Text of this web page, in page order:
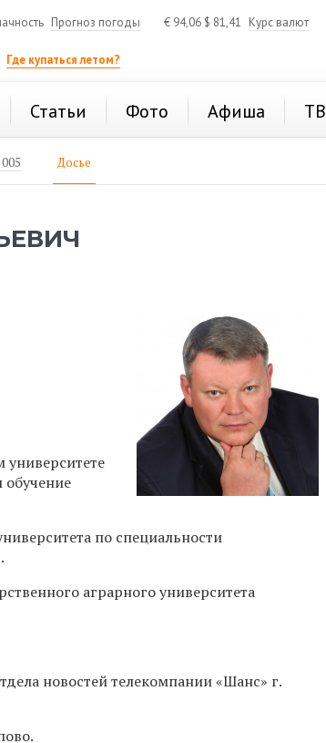
Прогноз погоды € 94,06 $ 81,41 Курс валют
Где купаться летом?
Статьи Фото Афиша ТВ
Досье
университете
обучение
по специальности
аграрного университета
новостей телекомпании «Шанс» г.